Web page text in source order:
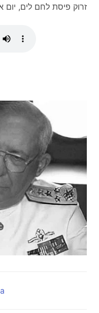
.זרוק פיסת לחם לים,